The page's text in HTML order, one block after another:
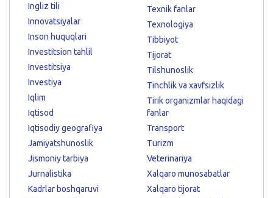
Ingliz tili
Innovatsiyalar
Inson huquqlari
Investitsion tahlil
Investitsiya
Investiya
Iqlim
Iqtisod
Iqtisodiy geografiya
Jamiyatshunoslik
Jismoniy tarbiya
Jurnalistika
Kadrlar boshqaruvi
Texnik fanlar
Texnologiya
Tibbiyot
Tijorat
Tilshunoslik
Tinchlik va xavfsizlik
Tirik organizmlar haqidagi
fanlar
Transport
Turizm
Veterinariya
Xalqaro munosabatlar
Xalqaro tijorat